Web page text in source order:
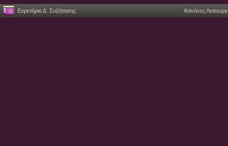
Ευρετήριο Δ. Συζήτησης Κανόνες